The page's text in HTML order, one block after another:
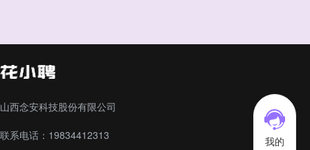
我的
山西念安科技股份有限公司
联系电话：19834412313